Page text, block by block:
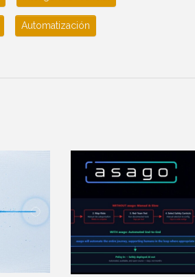
Automatización